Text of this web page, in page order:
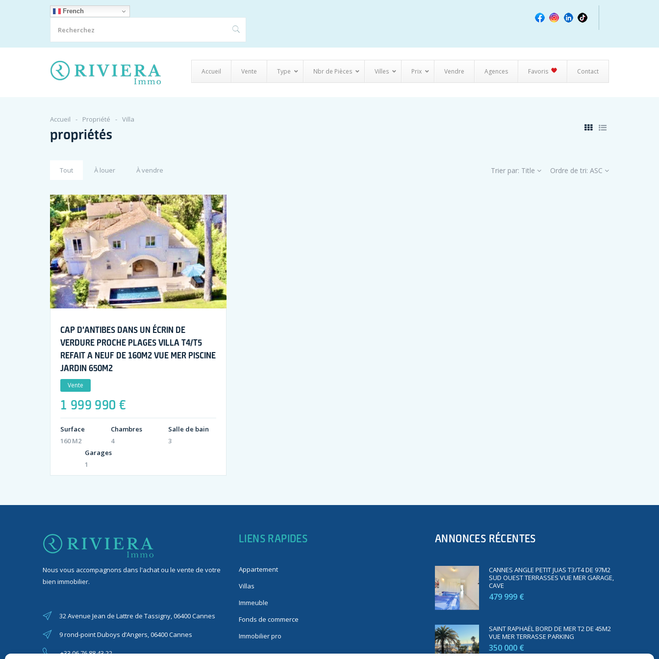
French
Accueil Vente Type Nbr de Pièces Villes Prix Vendre Agences Favoris Contact
Accueil Propriété Villa
propriétés
Tout À louer À vendre Trier par: Title Ordre de tri: ASC
CAP D’ANTIBES DANS UN ÉCRIN DE
VERDURE PROCHE PLAGES VILLA T4/T5
REFAIT A NEUF DE 160M2 VUE MER PISCINE
JARDIN 650M2
Vente
1 999 990 €
Surface
160 M2
Chambres
4
Salle de bain
3
Garages
1
Nous vous accompagnons dans l'achat ou le vente de votre
bien immobilier.
32 Avenue Jean de Lattre de Tassigny, 06400 Cannes
9 rond-point Duboys d’Angers, 06400 Cannes
+33 06 76 88 43 22
LIENS RAPIDES
Appartement
Villas
Immeuble
Fonds de commerce
Immobilier pro
ANNONCES RÉCENTES
CANNES ANGLE PETIT JUAS T3/T4 DE 97M2
SUD OUEST TERRASSES VUE MER GARAGE,
CAVE
479 999 €
SAINT RAPHAËL BORD DE MER T2 DE 45M2
VUE MER TERRASSE PARKING
350 000 €